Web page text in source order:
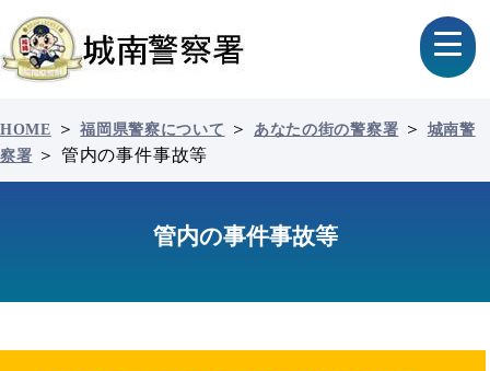
HOME ＞福岡県警察について ＞ あなたの街の警察署 ＞ 城南警
察署 ＞ 管内の事件事故等
管内の事件事故等